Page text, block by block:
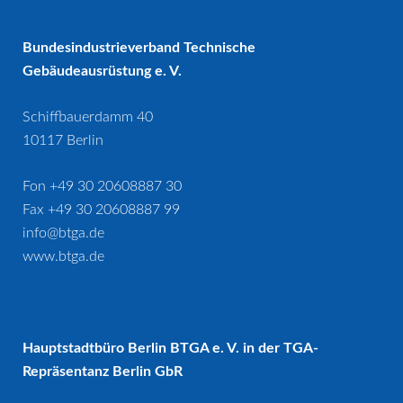
Bundesindustrieverband Technische
Gebäudeausrüstung e. V.
Schiffbauerdamm 40
10117 Berlin
Fon +49 30 20608887 30
Fax +49 30 20608887 99
info@btga.de
www.btga.de
Hauptstadtbüro Berlin BTGA e. V. in der TGA-
Repräsentanz Berlin GbR